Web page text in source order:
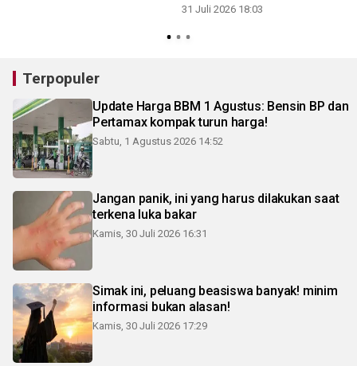
31 Juli 2026 18:03
Terpopuler
Update Harga BBM 1 Agustus: Bensin BP dan
Pertamax kompak turun harga!
Sabtu, 1 Agustus 2026 14:52
Jangan panik, ini yang harus dilakukan saat
terkena luka bakar
Kamis, 30 Juli 2026 16:31
Simak ini, peluang beasiswa banyak! minim
informasi bukan alasan!
Kamis, 30 Juli 2026 17:29